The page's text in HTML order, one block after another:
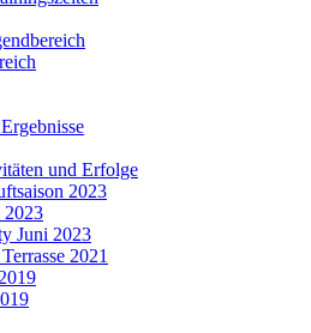
und Erfolge
2023
2023
Juni 2023
2021